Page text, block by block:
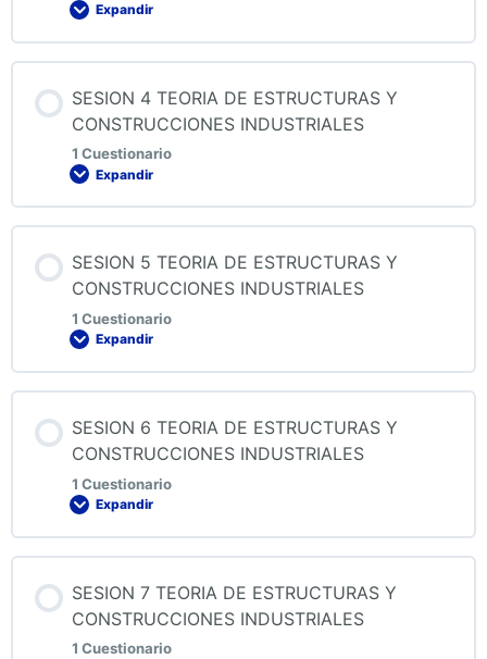
QUIZ 2 TEORIA DE ESTRUCTURAS Y
CONSTRUCCIONES INDUSTRIALES
Expandir
QUIZ 3 TEORIA DE ESTRUCTURAS Y
CONSTRUCCIONES INDUSTRIALES
SESION 4 TEORIA DE ESTRUCTURAS Y
CONSTRUCCIONES INDUSTRIALES
1 Cuestionario
Expandir
QUIZ 4 TEORIA DE ESTRUCTURAS Y
CONSTRUCCIONES INDUSTRIALES
SESION 5 TEORIA DE ESTRUCTURAS Y
CONSTRUCCIONES INDUSTRIALES
1 Cuestionario
Expandir
QUIZ 6 TEORIA DE ESTRUCTURAS Y
CONSTRUCCIONES INDUSTRIALES
SESION 6 TEORIA DE ESTRUCTURAS Y
CONSTRUCCIONES INDUSTRIALES
1 Cuestionario
Expandir
SESION 7 TEORIA DE ESTRUCTURAS Y
CONSTRUCCIONES INDUSTRIALES
1 Cuestionario